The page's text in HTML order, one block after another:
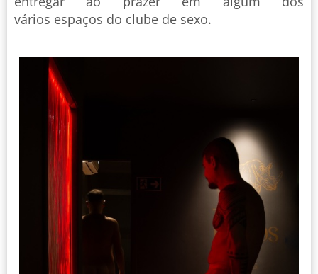
vários espaços do clube de sexo.